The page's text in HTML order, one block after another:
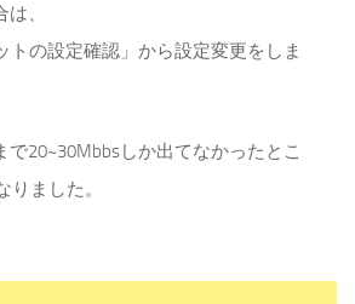
、
トの設定確認」から設定変更をしま
で20~30Mbbsしか出てなかったとこ
りました。